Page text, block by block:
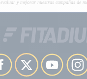
evaluar y mejorar nuestras campañas de